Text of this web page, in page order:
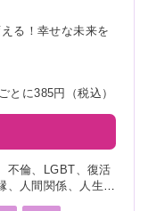
る！幸せな未来を
とに385円（税込）
不倫、LGBT、復活
人間関係、人生相